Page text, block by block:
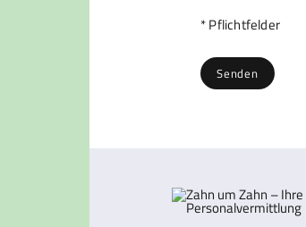
Bitte lasse dieses
* Pflichtfelder